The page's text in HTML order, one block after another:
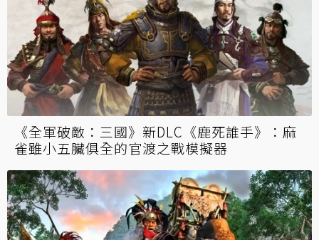
《全軍破敵：三國》新DLC《鹿死誰手》：麻
雀雖小五臟俱全的官渡之戰模擬器